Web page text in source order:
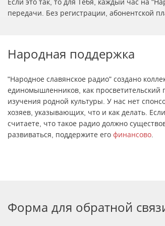
Если это так, то для Тебя, каждый час на
передачи. Без регистрации, абонентской
Народная поддержка
"Народное славянское радио" создано
единомышленников, как просветительский
изучения родной культуры. У нас нет
хозяев, указывающих, что и как делать.
считаете, что такое радио должно
развиваться, поддержите его финансово
Форма для обратной